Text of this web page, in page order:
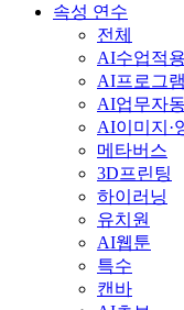
속성 연수
전체
AI수업적용
AI프로그
AI업무자
AI이미지·
메타버스
3D프린팅
하이러닝
유치원
AI웹툰
특수
캔바